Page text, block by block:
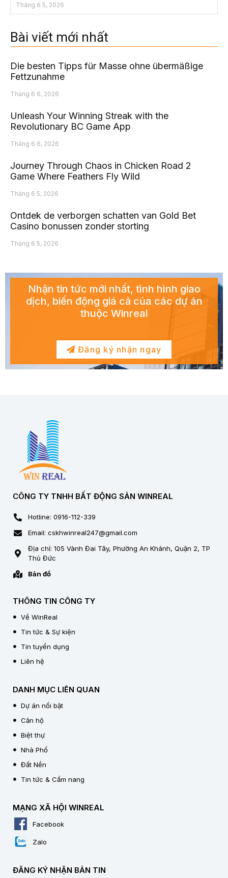
Tháng 6 5, 2026
Bài viết mới nhất
Die besten Tipps für Masse ohne übermäßige
Fettzunahme
Tháng 6 6, 2026
Unleash Your Winning Streak with the
Revolutionary BC Game App
Tháng 6 6, 2026
Journey Through Chaos in Chicken Road 2
Game Where Feathers Fly Wild
Tháng 6 5, 2026
Ontdek de verborgen schatten van Gold Bet
Casino bonussen zonder storting
Tháng 6 5, 2026
Nhận tin tức mới nhất, tình hình giao
dịch, biến động giá cả của các dự án
thuộc Winreal
Đăng ký nhận ngay
CÔNG TY TNHH BẤT ĐỘNG SẢN WINREAL
Hotline: 0916-112-339
Email: cskhwinreal247@gmail.com
Địa chỉ: 105 Vành Đai Tây, Phường An Khánh, Quận 2, TP
Thủ Đức
Bản đồ
THÔNG TIN CÔNG TY
Về WinReal
Tin tức & Sự kiện
Tin tuyển dụng
Liên hệ
DANH MỤC LIÊN QUAN
Dự án nổi bật
Căn hộ
Biệt thự
Nhà Phố
Đất Nền
Tin tức & Cẩm nang
MẠNG XÃ HỘI WINREAL
Facebook
Zalo
ĐĂNG KÝ NHẬN BẢN TIN